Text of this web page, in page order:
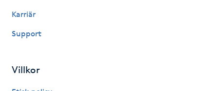
Hälsprickor
Karriär
Support
Villkor